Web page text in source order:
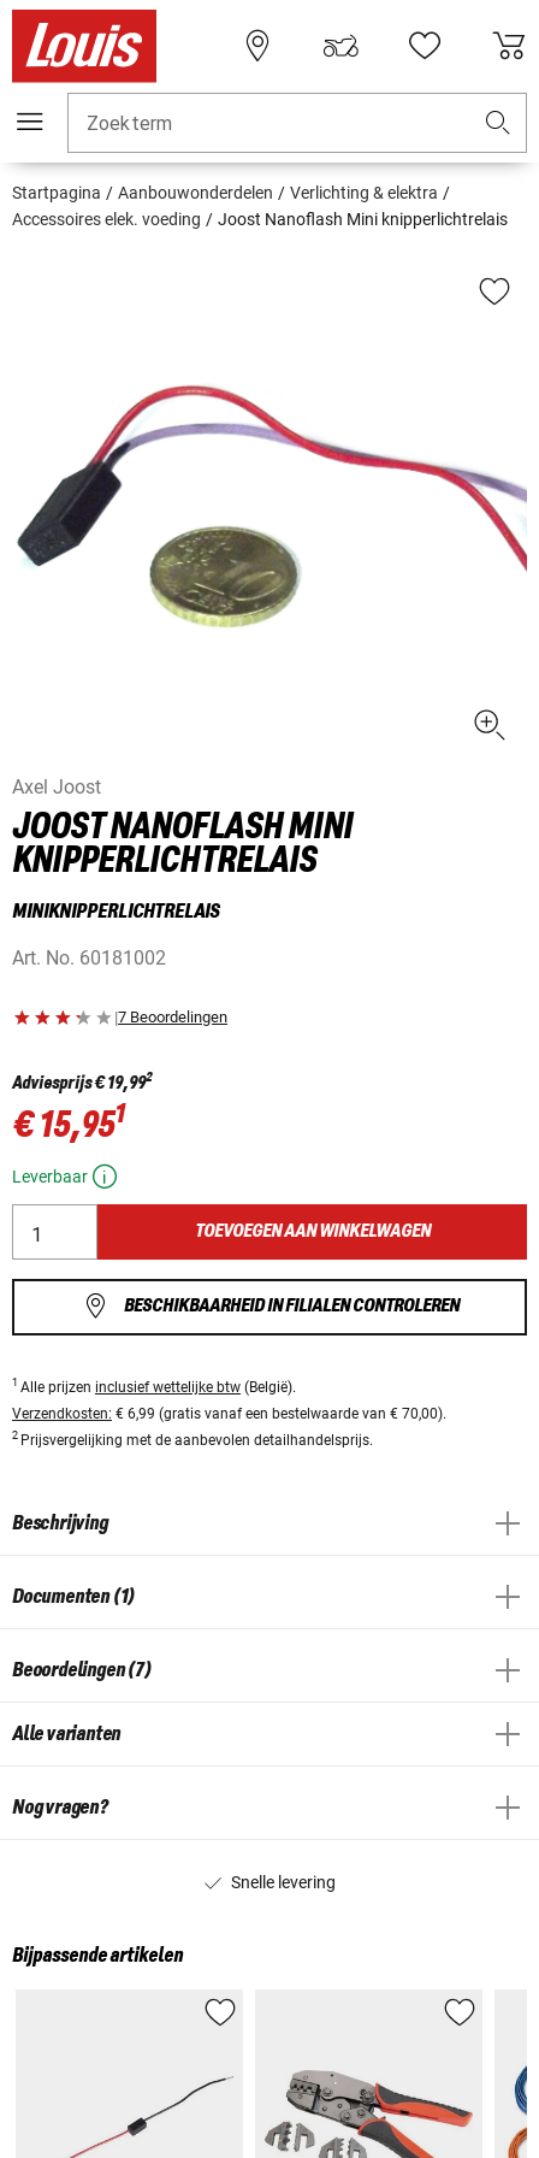
Zoekterm
Startpagina Aanbouwonderdelen
Verlichting & elektra
Accessoires elek. voeding
Joost Nanoflash Mini knipperlichtrelais
Axel Joost
JOOST NANOFLASH MINI
KNIPPERLICHTRELAIS
MINIKNIPPERLICHTRELAIS
Art. No. 60181002
|7 Beoordelingen
Adviesprijs€ 19,992
€ 15,951
Leverbaar
TOEVOEGEN AAN WINKELWAGEN
BESCHIKBAARHEID IN FILIALEN CONTROLEREN
1 Alle prijzen inclusief wettelijke btw (België).
Verzendkosten: € 6,99 (gratis vanaf een bestelwaarde van € 70,00).
2 Prijsvergelijking met de aanbevolen detailhandelsprijs.
Beschrijving
Documenten (1)
Beoordelingen (7)
Alle varianten
Nog vragen?
Snelle levering
Bijpassende artikelen